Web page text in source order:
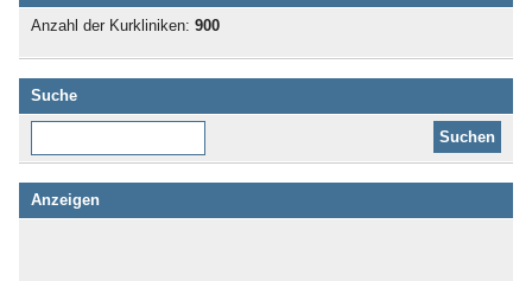
Anzahl der Kurkliniken: 900
Suche
Anzeigen